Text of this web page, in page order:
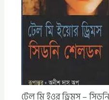
টেল মি ইওর ড্রিমস –